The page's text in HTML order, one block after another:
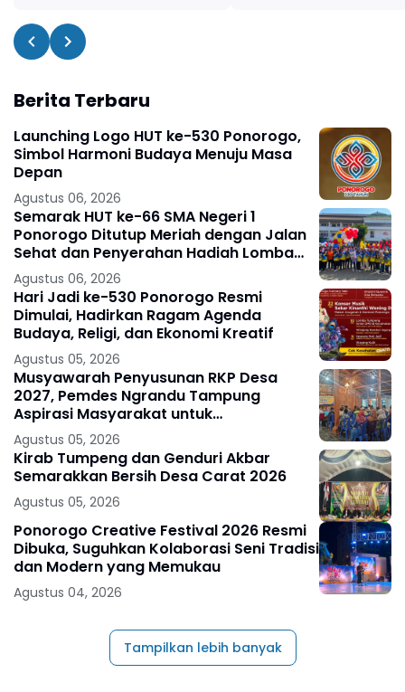
Berita Terbaru
Launching Logo HUT ke-530 Ponorogo,
Simbol Harmoni Budaya Menuju Masa
Depan
Agustus 06, 2026
Semarak HUT ke-66 SMA Negeri 1
Ponorogo Ditutup Meriah dengan Jalan
Sehat dan Penyerahan Hadiah Lomba
Ponorogo – Puncak peringatan Hari
Ulang
Agustus 06, 2026
Hari Jadi ke-530 Ponorogo Resmi
Dimulai, Hadirkan Ragam Agenda
Budaya, Religi, dan Ekonomi Kreatif
Agustus 05, 2026
Musyawarah Penyusunan RKP Desa
2027, Pemdes Ngrandu Tampung
Aspirasi Masyarakat untuk
Pembangunan Berkelanjutan
Agustus 05, 2026
Kirab Tumpeng dan Genduri Akbar
Semarakkan Bersih Desa Carat 2026
Agustus 05, 2026
Ponorogo Creative Festival 2026 Resmi
Dibuka, Suguhkan Kolaborasi Seni Tradisi
dan Modern yang Memukau
Agustus 04, 2026
Tampilkan lebih banyak